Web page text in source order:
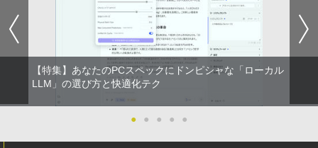
￥572
スーパーの裏でヤニ吸うふたり 9巻 (デジタル
版ビッグガンガンコミックス)
￥810
【特集】あなたのPCスペックにドンピシャな「ローカル
LLM」の選び方と快適化テク
● ● ● ● ●